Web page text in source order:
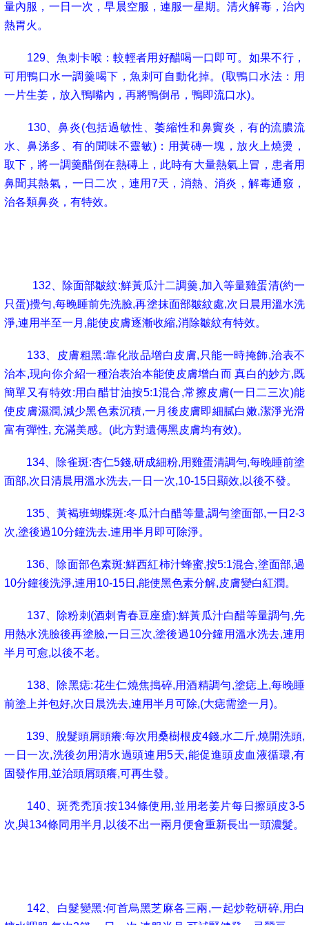
量內服，一日一次，早晨空服，連服一星期。清火解毒，治內
熱胃火。
129、魚刺卡喉：較輕者用好醋喝一口即可。如果不行，
可用鴨口水一調羹喝下，魚刺可自動化掉。 (取鴨口水法：用
一片生姜，放入鴨嘴內，再將鴨倒吊，鴨即流口水)。
130、鼻炎(包括過敏性、萎縮性和鼻竇炎，有的流膿流
水、鼻涕多、有的聞味不靈敏)：用黃磚一塊，放火上燒燙，
取下，將一調羹醋倒在熱磚上，此時有大量熱氣上冒，患者用
鼻聞其熱氣，一日二次，連用 7天，消熱、消炎，解毒通竅，
治各類鼻炎，有特效。
132 、除面部皺紋:鮮黃瓜汁二調羹,加入等量雞蛋清(約一
只蛋)攪勻,每晚睡前先洗臉,再塗抹面部皺紋處,次日晨用溫水洗
淨,連用半至一月 ,能使皮膚逐漸收縮,消除皺紋有特效。
133、皮膚粗黑:靠化妝品增白皮膚, 只能一時掩飾,治表不
治本,現向你介紹一種治表治本能使皮膚增白而 真白的妙方,既
簡單又有特效:用白醋甘油按5:1混合,常擦皮膚(一日二三次)能
使皮膚濕潤,減少黑色素沉積,一月後皮膚即細膩白嫩,潔淨光滑
富有彈性, 充滿美感。 (此方對遺傳黑皮膚均有效)。
134 、除雀斑:杏仁5錢,研成細粉,用雞蛋清調勻,每晚睡前塗
面部,次日清晨用溫水洗去,一日一次,10-15日顯效, 以後不發。
135 、黃褐班蝴蝶斑:冬瓜汁白醋等量,調勻塗面部,一日 2-3
次,塗後過10分鐘洗去.連用半月即可除淨。
136 、除面部色素斑:鮮西紅柿汁蜂蜜,按5:1混合,塗面部,過
10分鐘後洗淨,連用 10-15日 ,能使黑色素分解,皮膚變白紅潤。
137、除粉刺 (酒刺青春豆座瘡):鮮黃瓜汁白醋等量調勻,先
用熱水洗臉後再塗臉,一日三次,塗後過10分鐘用溫水洗去,連用
半月可愈, 以後不老。
138、除黑痣:花生仁燒焦搗碎,用酒精調勻,塗痣上,每晚睡
前塗上并包好,次日晨洗去,連用半月可除,(大痣需塗一月 )。
139 、脫髮頭屑頭癢:每次用桑樹根皮4錢,水二斤,燒開洗頭,
一日一次,洗後勿用清水過頭連用5天,能促進頭皮血液循環,有
固發作用 ,並治頭屑頭癢,可再生發。
140 、斑禿禿頂:按134條使用 ,並用老姜片每日擦頭皮3-5
次,與134條同用半月 , 以後不出一兩月便會重新長出一頭濃髮。
142 、白髮變黑:何首烏黑芝麻各三兩,一起炒乾研碎, 用白